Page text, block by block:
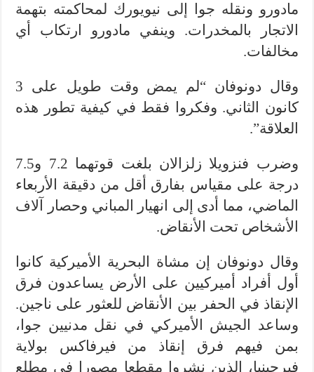
مادورو ونقله جوا إلى نيويورك لمحاكمته بتهمة
الاتجار بالمخدرات. وينفي مادورو ارتكاب أي
مخالفات.
وقال دونوفان “لم يمض وقت طويل على 3
كانون الثاني. وفكروا فقط في كيفية تطور هذه
العلاقة”.
وضرب فنزويلا زلزالان بلغت قوتهما 7.2 و7.5
درجة على مقياس بفارق أقل من دقيقة الأربعاء
الماضي، مما أدى إلى انهيار المباني وحصار آلاف
الأشخاص تحت الأنقاض.
وقال دونوفان إن مشاة البحرية الأميركية كانوا
أول أفراد أميركيين على الأرض يساعدون فرق
الإنقاذ في الحفر بين الأنقاض للعثور على ناجين.
وساعد الجيش الأميركي في نقل مدنيين جوا،
بمن فيهم فرق إنقاذ من فيرفاكس بولاية
فيرجينيا، الذين نشروا مقطعا مصورا في مطلع